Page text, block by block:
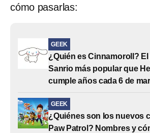
cómo pasarlas:
GEEK
¿Quién es Cinnamoroll?
Sanrio más popular que
cumple años cada 6 de
GEEK
¿Quiénes son los nuevos
Paw Patrol? Nombres y